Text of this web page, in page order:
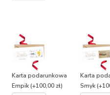
Karta podarunkowa
Empik(+100,00 zł)
Karta
Smyk